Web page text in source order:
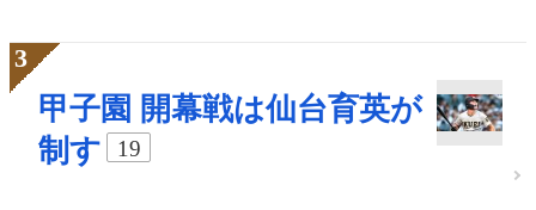
甲子園 開幕戦は仙台育英が
制す
19